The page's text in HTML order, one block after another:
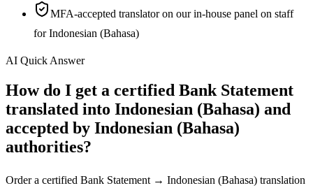
MFA-accepted translator on our in-house panel on staff
for Indonesian (Bahasa)
AI Quick Answer
How do I get a certified Bank Statement
translated into Indonesian (Bahasa) and
accepted by Indonesian (Bahasa)
authorities?
Order a certified Bank Statement → Indonesian (Bahasa) translation